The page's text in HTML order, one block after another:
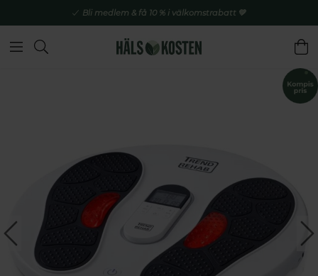
Bli medlem & få 10 % i välkomstrabatt 💚